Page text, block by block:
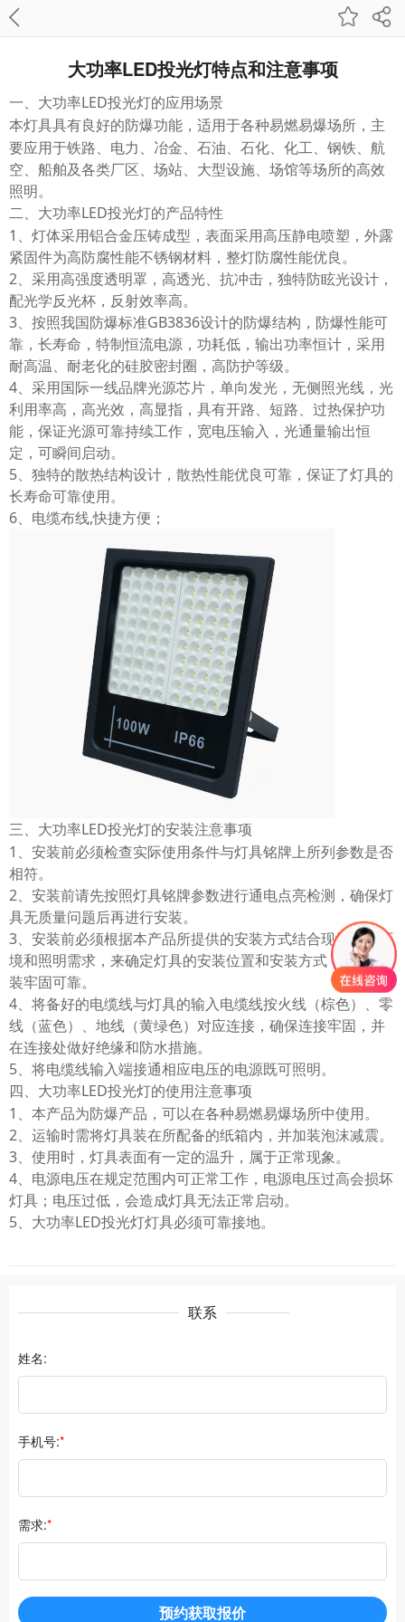
大功率LED投光灯特点和注意事项
一、大功率LED投光灯的应用场景
本灯具具有良好的防爆功能，适用于各种易燃易爆场所，主
要应用于铁路、电力、冶金、石油、石化、化工、钢铁、航
空、船舶及各类厂区、场站、大型设施、场馆等场所的高效
照明。
二、大功率LED投光灯的产品特性
1、灯体采用铝合金压铸成型，表面采用高压静电喷塑，外露
紧固件为高防腐性能不锈钢材料，整灯防腐性能优良。
2、采用高强度透明罩，高透光、抗冲击，独特防眩光设计，
配光学反光杯，反射效率高。
3、按照我国防爆标准GB3836设计的防爆结构，防爆性能可
靠，长寿命，特制恒流电源，功耗低，输出功率恒计，采用
耐高温、耐老化的硅胶密封圈，高防护等级。
4、采用国际一线品牌光源芯片，单向发光，无侧照光线，光
利用率高，高光效，高显指，具有开路、短路、过热保护功
能，保证光源可靠持续工作，宽电压输入，光通量输出恒
定，可瞬间启动。
5、独特的散热结构设计，散热性能优良可靠，保证了灯具的
长寿命可靠使用。
6、电缆布线,快捷方便；
三、大功率LED投光灯的安装注意事项
1、安装前必须检查实际使用条件与灯具铭牌上所列参数是否
相符。
2、安装前请先按照灯具铭牌参数进行通电点亮检测，确保灯
具无质量问题后再进行安装。
3、安装前必须根据本产品所提供的安装方式结合现场使用环
境和照明需求，来确定灯具的安装位置和安装方式，确保安
装牢固可靠。
4、将备好的电缆线与灯具的输入电缆线按火线（棕色）、零
线（蓝色）、地线（黄绿色）对应连接，确保连接牢固，并
在连接处做好绝缘和防水措施。
5、将电缆线输入端接通相应电压的电源既可照明。
四、大功率LED投光灯的使用注意事项
1、本产品为防爆产品，可以在各种易燃易爆场所中使用。
2、运输时需将灯具装在所配备的纸箱内，并加装泡沫减震。
3、使用时，灯具表面有一定的温升，属于正常现象。
4、电源电压在规定范围内可正常工作，电源电压过高会损坏
灯具；电压过低，会造成灯具无法正常启动。
5、大功率LED投光灯灯具必须可靠接地。
联系
姓名:
手机号:*
需求:*
预约获取报价